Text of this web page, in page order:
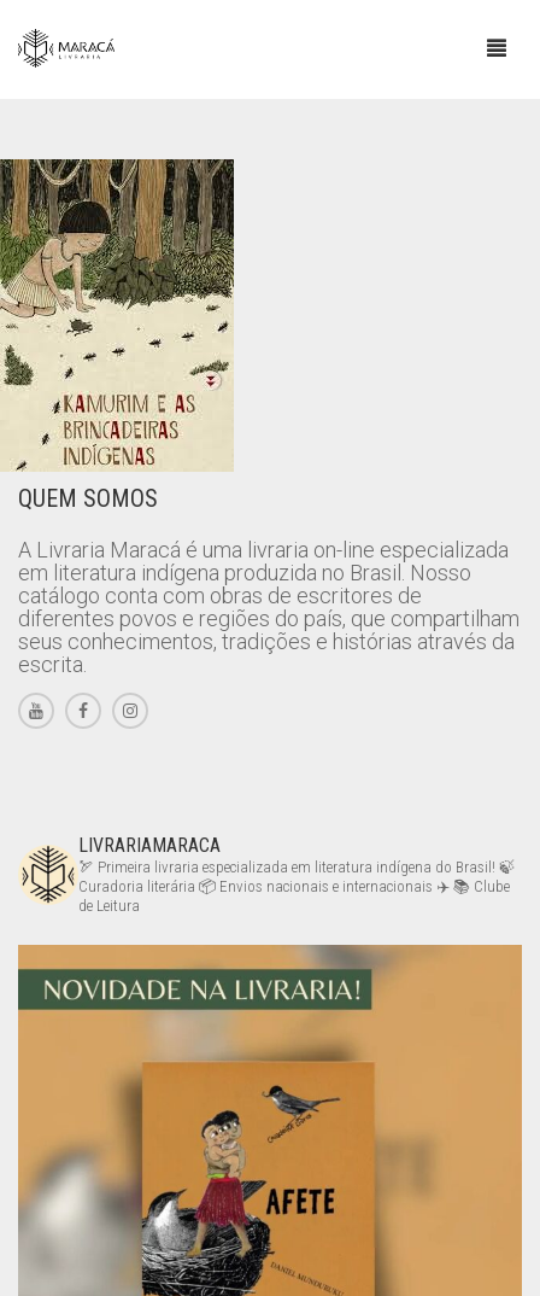
LOJA
SOBRE
ESCRITORES INDÍGENAS
CONTATO
INFORMAÇÕES IMPORTANTES
BLOG
COMPRAS E POLÍTICA DE ENVIO
CART
QUEM SOMOS
A Livraria Maracá é uma livraria on-line especializada
em literatura indígena produzida no Brasil. Nosso
catálogo conta com obras de escritores de
diferentes povos e regiões do país, que compartilham
seus conhecimentos, tradições e histórias através da
escrita.
LIVRARIAMARACA
🏹 Primeira livraria especializada em literatura indígena do Brasil! 🍃
Curadoria literária 📦 Envios nacionais e internacionais ✈️ 📚 Clube
de Leitura